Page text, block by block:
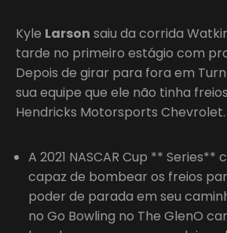
Kyle Larson saiu da corrida
tarde no primeiro estágio com
Depois de girar para fora em Turn
sua equipe que ele não tinha
Hendricks Motorsports Chevrolet.
A 2021 NASCAR Cup ** Series**
capaz de bombear os freios
poder de parada em seu
no Go Bowling no The GlenO